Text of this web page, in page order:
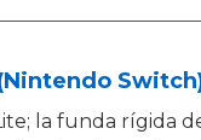
la funda rígida